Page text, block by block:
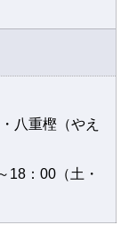
八重樫（やえ
18：00（土・